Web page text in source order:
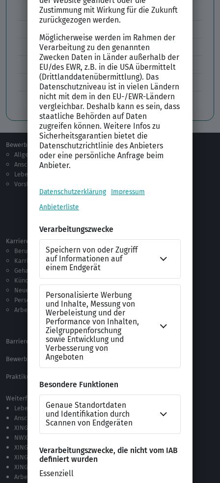
Lebenslauf Aufbau und Inhalt
Lebenslauf Englisch Résumé
Lücken im Lebenslauf
Tabellarischer Lebenslauf
Professionelles Bewerbungsfoto
Bewerben
Allgemeines
Anschreiben
Lebenslauf
Vorstellungsgespräch
Berufsorientierung
Ausbildung
Jobprofile
Karriere
Berufseinstieg
Karriere machen
Gehalt
Kündigung
Neue Arbeitswelt
Personalführung
Arbeitsrecht
Vorlagen & Tests
Anschreiben-Vorlagen
Lebenslauf-Vorlagen
Checklisten
Testverfahren
Alle Word-Dateien
Alle Downloads
Barrierefreiheitserklärung
XING Impressum
Bewerbungs-FAQ
Praktikum Online Marketing
Weiterführende Links
Lebenslauf-Editor
Anschreiben-Editor
XING Stellenmarkt
NWX – „Alles zur Zukunft der Arbeit“
XING Campus
XING News
XING ProJobs
Arbeitgeber-Bewertungen